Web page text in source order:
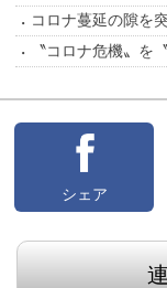
コロナ蔓延の隙を
〝コロナ危機〟を
シェア